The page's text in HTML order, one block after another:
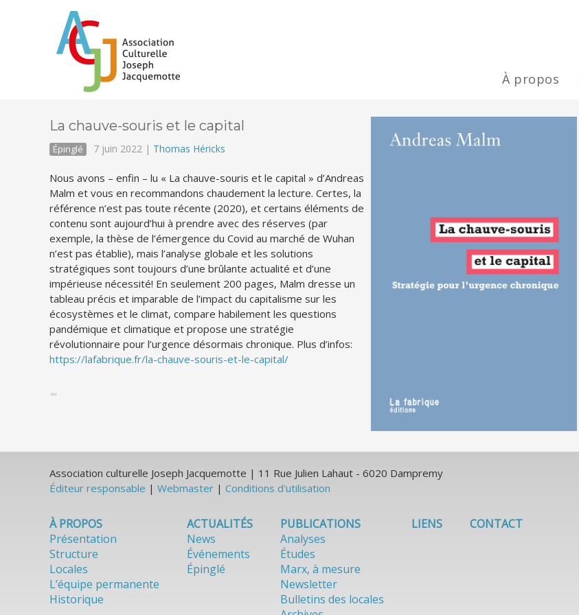
À propos
La chauve-souris et le capital
Épinglé 7 juin 2022 | Thomas Héricks
Nous avons – enfin – lu « La chauve-souris et le capital » d’Andreas
Malm et vous en recommandons chaudement la lecture. Certes, la
référence n’est pas toute récente (2020), et certains éléments de
contenu sont aujourd’hui à prendre avec des réserves (par
exemple, la thèse de l’émergence du Covid au marché de Wuhan
n’est pas établie), mais l’analyse globale et les solutions
stratégiques sont toujours d’une brûlante actualité et d’une
impérieuse nécessité! En seulement 200 pages, Malm dresse un
tableau précis et imparable de l’impact du capitalisme sur les
écosystèmes et le climat, compare habilement les questions
pandémique et climatique et propose une stratégie
révolutionnaire pour l’urgence désormais chronique. Plus d’infos:
https://lafabrique.fr/la-chauve-souris-et-le-capital/
Association culturelle Joseph Jacquemotte | 11 Rue Julien Lahaut - 6020 Dampremy
Éditeur responsable | Webmaster | Conditions d'utilisation
À PROPOS
Présentation
Structure
Locales
L’équipe permanente
Historique
ACTUALITÉS
News
Événements
Épinglé
PUBLICATIONS
Analyses
Études
Marx, à mesure
Newsletter
Bulletins des locales
LIENS CONTACT